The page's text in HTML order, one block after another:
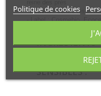
- Activité : contre les
- Label : Cosmebio,
INGREDIENTS
INTIME
SENSIBLES :
Politique de cookies